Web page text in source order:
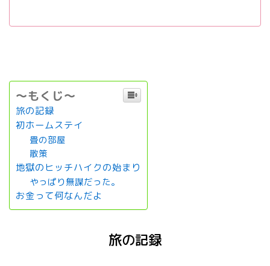
～もくじ～
旅の記録
初ホームステイ
畳の部屋
散策
地獄のヒッチハイクの始まり
やっぱり無謀だった。
お金って何なんだよ
旅の記録